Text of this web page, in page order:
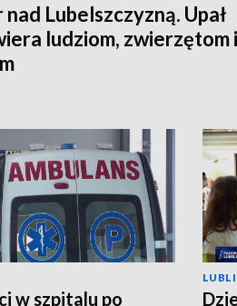
nad Lubelszczyzną. Upał
ludziom, zwierzętom i
w szpitalu po